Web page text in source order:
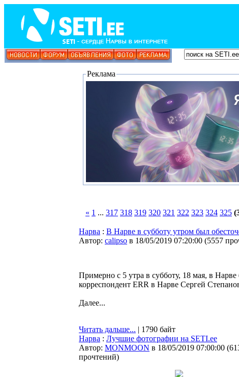
Реклама
« 1 ... 317 318 319 320 321 322 323 324 325
Нарва : В Нарве в субботу утром был
Автор: calipso в 18/05/2019 07:20:00 (5557
Примерно с 5 утра в субботу, 18 мая, в Нарве
корреспондент ERR в Нарве Сергей
Далее...
Читать дальше... | 1790 байт
Нарва : Лучшие фотографии на SETI.ee
Автор: MONMOON в 18/05/2019 07:00:00 (
прочтений)